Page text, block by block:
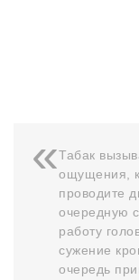
Табак
ощущения,
проводите
очередную
работу
сужение
очередь